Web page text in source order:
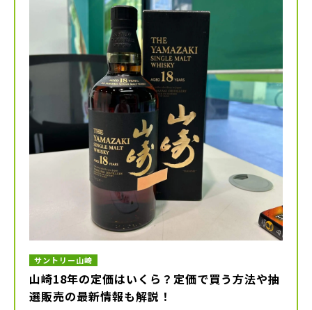
サントリー山崎
山崎18年の定価はいくら？定価で買う方法や抽
選販売の最新情報も解説！